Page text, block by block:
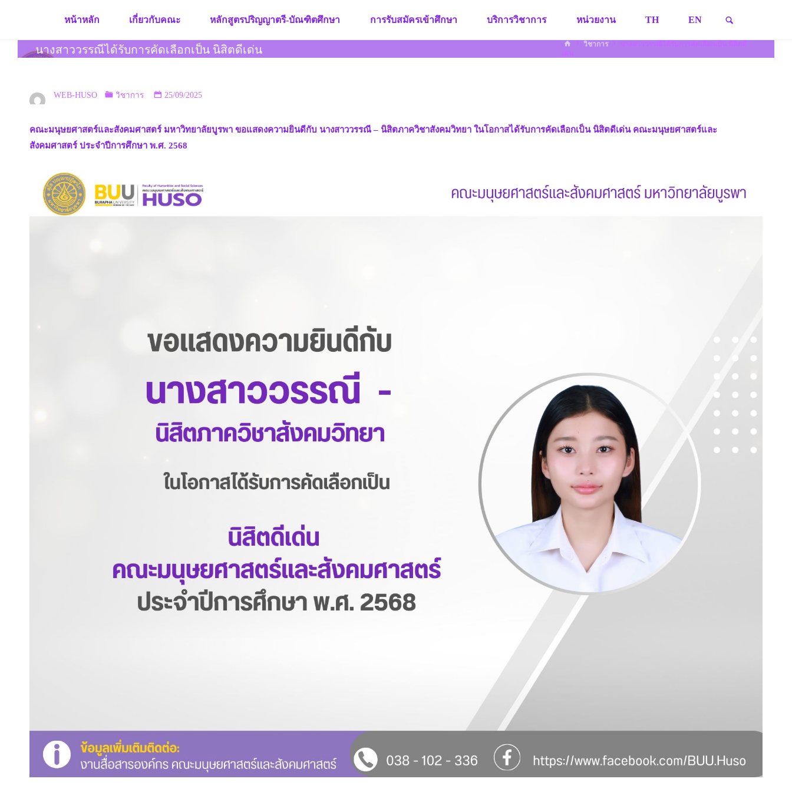
content
หน้าหลัก เกี่ยวกับคณะ หลักสูตรปริญญาตรี-บัณฑิตศึกษา การรับสมัครเข้าศึกษา บริการวิชาการ หน่วยงาน TH EN
นางสาววรรณีได้รับการคัดเลือกเป็น นิสิตดีเด่น
HOMEวิชาการ
WEB-HUSO วิชาการ 25/09/2025
คณะมนุษยศาสตร์และสังคมศาสตร์ มหาวิทยาลัยบูรพา ขอแสดงความยินดีกับ นางสาววรรณี – นิสิตภาควิชาสังคมวิทยา ในโอกาสได้รับการคัดเลือกเป็น นิสิตดีเด่น คณะมนุษยศาสตร์และ
สังคมศาสตร์ ประจำปีการศึกษา พ.ศ. 2568